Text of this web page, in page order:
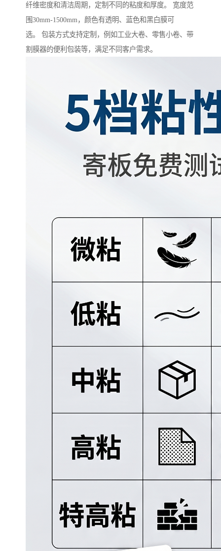
纤维密度和清洁周期，定制不同的粘度和厚度。 宽度范
围30mm-1500mm，颜色有透明、蓝色和黑白膜可
选。 包装方式支持定制，例如工业大卷、零售小卷、带
割膜器的便利包装等，满足不同客户需求。